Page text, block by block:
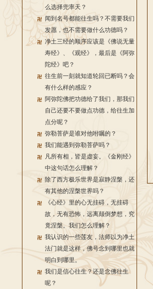
么选择兜率天？
闻到名号都能往生吗？不需要我们
发愿，也不需要做什么功德吗？
净土三经的顺序应该是《佛说无量
寿经》、《观经》，最后是《阿弥
陀经》吧？
往生前一刻就知道轮回已断吗？会
有什么样的感应？
阿弥陀佛把功德给了我们，那我们
自己还要不要做点功德，给往生加
点分呢？
弥勒菩萨是谁对他咐嘱的？
我们能遇到弥勒菩萨吗？
凡所有相，皆是虚妄。《金刚经》
中这句话怎么理解？
除了西方极乐世界是寂静涅槃，还
有其他的涅槃世界吗？
《心经》里的心无挂碍，无挂碍
故，无有恐怖，远离颠倒梦想，究
竟涅槃。我们怎么理解？
我认识的一些莲友，法师以为净土
法门就是这样，佛号念到哪里也就
明白到哪里。
我们是信心往生？还是念佛往生
呢？